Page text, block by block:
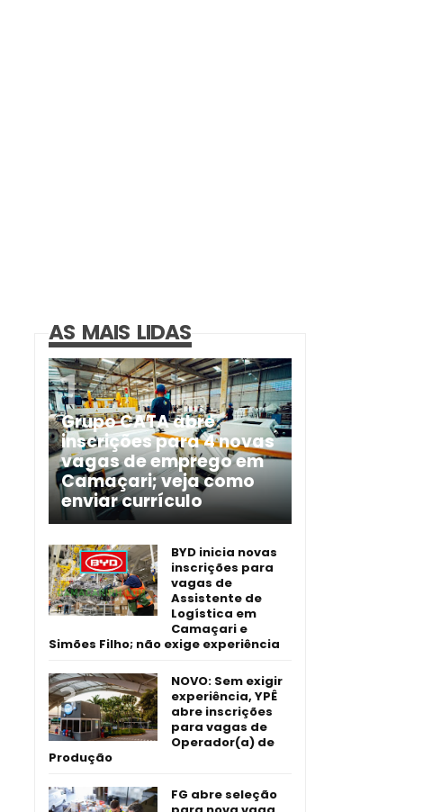
AS MAIS LIDAS
Grupo CATA abre
inscrições para 4 novas
vagas de emprego em
Camaçari; veja como
enviar currículo
BYD inicia novas
inscrições para
vagas de
Assistente de
Logística em
Camaçari e
Simões Filho; não exige experiência
NOVO: Sem exigir
experiência, YPÊ
abre inscrições
para vagas de
Operador(a) de
Produção
FG abre seleção